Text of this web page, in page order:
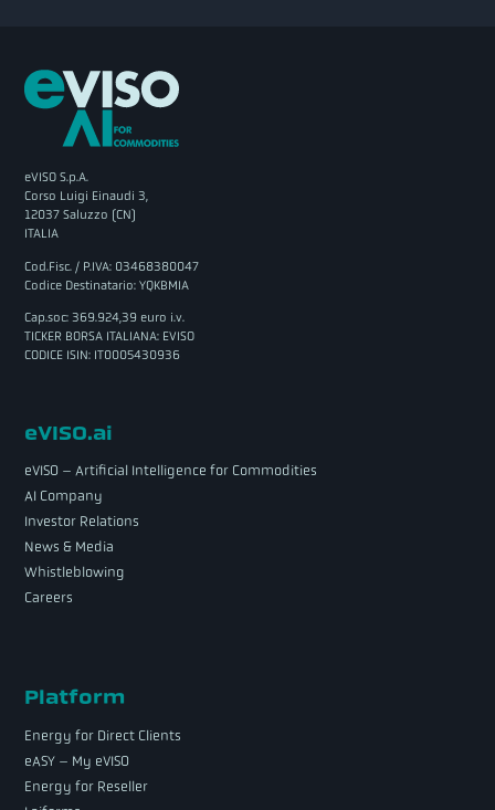
eVISO S.p.A.
Corso Luigi Einaudi 3,
12037 Saluzzo (CN)
ITALIA
Cod.Fisc. / P.IVA: 03468380047
Codice Destinatario: YQKBMIA
Cap.soc: 369.924,39 euro i.v.
TICKER BORSA ITALIANA: EVISO
CODICE ISIN: IT0005430936
eVISO.ai
eVISO – Artificial Intelligence for Commodities
AI Company
Investor Relations
News & Media
Whistleblowing
Careers
Platform
Energy for Direct Clients
eASY – My eVISO
Energy for Reseller